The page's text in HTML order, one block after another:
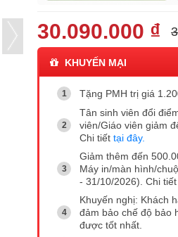
30.090.000 ₫
KHUYẾN MẠI
Tặng PMH trị giá
Tân sinh viên đổi
viên/Giáo viên giảm
Chi tiết tại đây.
Giảm thêm đến
Máy in/màn hình/
- 31/10/2026). Chi tiết
Khuyến nghị: Khách
đảm bảo chế độ bảo
được tốt nhất.